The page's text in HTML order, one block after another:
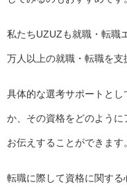
私たちUZUZも就職・転職
万人以上の就職・転職を支
具体的な選考サポートと
か、その資格をどのように
お伝えすることができます。
転職に際して資格に関す